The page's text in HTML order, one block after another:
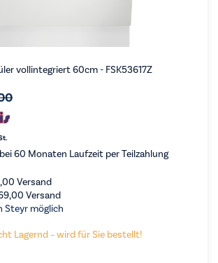
vollintegriert 60cm - FSK53617Z
bei 60 Monaten Laufzeit per Teilzahlung
Versand
Versand
Steyr möglich
Lagernd – wird für Sie bestellt!